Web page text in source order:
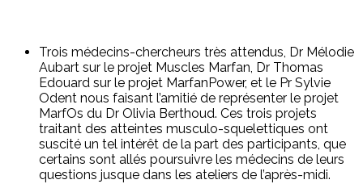
Trois médecins-chercheurs très attendus, Dr Mélodie
Aubart sur le projet Muscles Marfan, Dr Thomas
Edouard sur le projet MarfanPower, et le Pr Sylvie
Odent nous faisant l’amitié de représenter le projet
MarfOs du Dr Olivia Berthoud. Ces trois projets
traitant des atteintes musculo-squelettiques ont
suscité un tel intérêt de la part des participants, que
certains sont allés poursuivre les médecins de leurs
questions jusque dans les ateliers de l’après-midi.